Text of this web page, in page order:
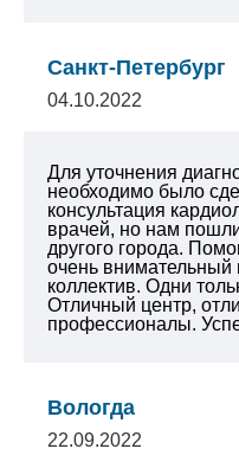
Санкт-Петербург
04.10.2022
Для уточнения
необходимо было
консультация
врачей, но нам
другого города.
очень
коллектив. Одни
Отличный центр,
профессионалы.
Вологда
22.09.2022